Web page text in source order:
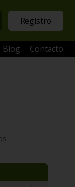
Registro
Blog Contacto